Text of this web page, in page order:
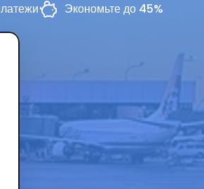
Экономьте до 45%